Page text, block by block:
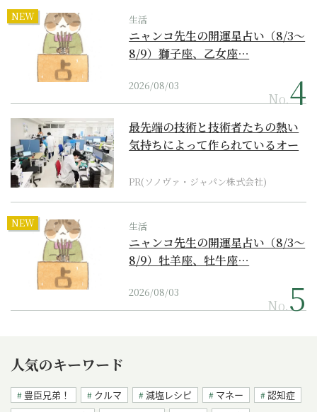
NEW 生活
ニャンコ先生の開運星占い（8/3～
8/9）獅子座、乙女座…
2026/08/03
No.
最先端の技術と技術者たちの熱い
気持ちによって作られているオー
PR(ソノヴァ・ジャパン株式会社)
NEW 生活
ニャンコ先生の開運星占い（8/3～
8/9）牡羊座、牡牛座…
2026/08/03
No.
人気のキーワード
豊臣兄弟！ クルマ 減塩レシピ マネー
認知症